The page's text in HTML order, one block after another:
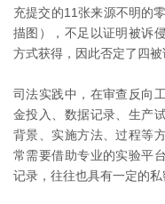
充提交的11张来源不明的
描图），不足以证明被诉
方式获得，因此否定了四被
司法实践中，在审查反向
金投入、数据记录、生产
背景、实施方法、过程等
常需要借助专业的实验平
记录，往往也具有一定的私